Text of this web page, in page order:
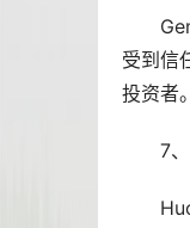
受到信
投资者。
7